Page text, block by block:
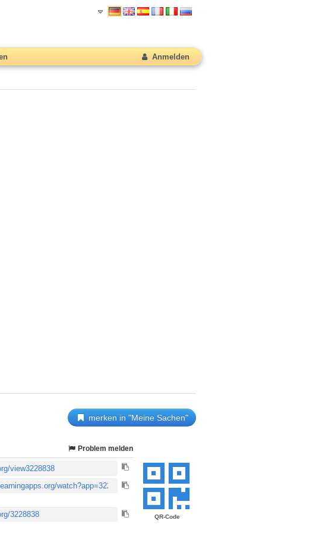
Anmelden
merken in "Meine Sachen"
QR-Code
Problem melden